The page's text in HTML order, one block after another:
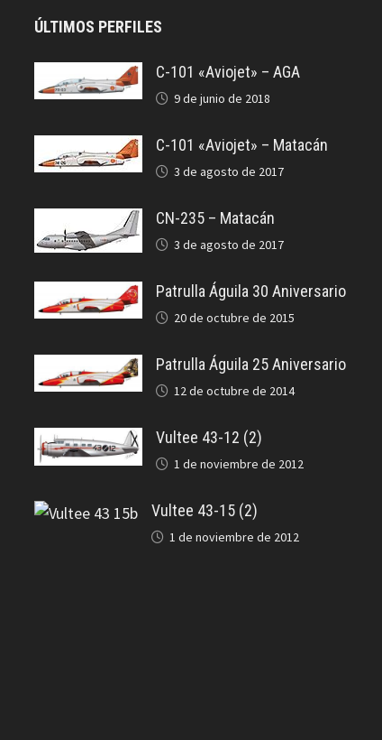
ÚLTIMOS PERFILES
C-101 «Aviojet» – AGA
9 de junio de 2018
C-101 «Aviojet» – Matacán
3 de agosto de 2017
CN-235 – Matacán
3 de agosto de 2017
Patrulla Águila 30 Aniversario
20 de octubre de 2015
Patrulla Águila 25 Aniversario
12 de octubre de 2014
Vultee 43-12 (2)
1 de noviembre de 2012
Vultee 43-15 (2)
1 de noviembre de 2012